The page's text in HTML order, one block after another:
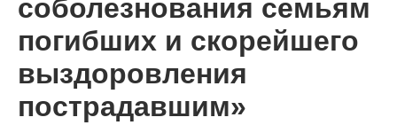
соболезнования семьям
погибших и скорейшего
выздоровления
пострадавшим»